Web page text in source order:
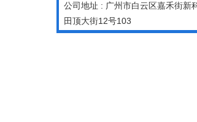
公司地址 : 广州市白云区嘉禾街新
田顶大街12号103